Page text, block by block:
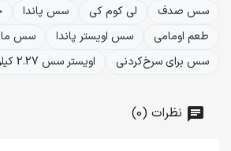
سس صدف لی کوم کی سس پاندا
طعم اومامی
سس اویستر پاندا سس
سس برای سرخ‌کردنی
اویستر سس 2.27 کیلوگرم
نظرات (0)